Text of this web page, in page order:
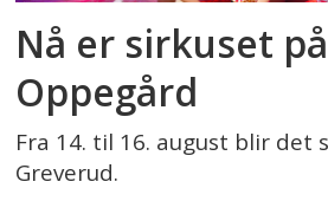
Nå er sirkuset
Oppegård
Fra 14. til 16. august blir det
Greverud.